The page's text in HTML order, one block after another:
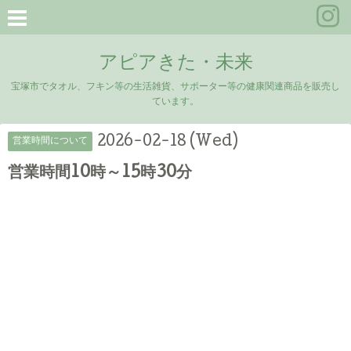
アピアきた・未来
宝塚市でタオル、フキン等の生活雑貨、サポーター等の健康関連商品を販売し
ています。
営業時間について 2026-02-18 (Wed)
営業時間10時～15時30分